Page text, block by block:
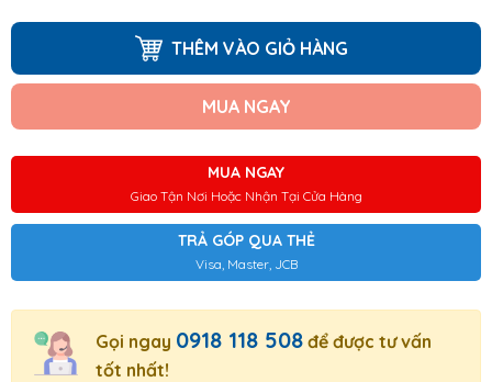
THÊM VÀO GIỎ HÀNG
MUA NGAY
MUA NGAY
Giao Tận Nơi Hoặc Nhận Tại Cửa Hàng
TRẢ GÓP QUA THẺ
Visa, Master, JCB
Gọi ngay 0918 118 508 để được tư vấn
tốt nhất!